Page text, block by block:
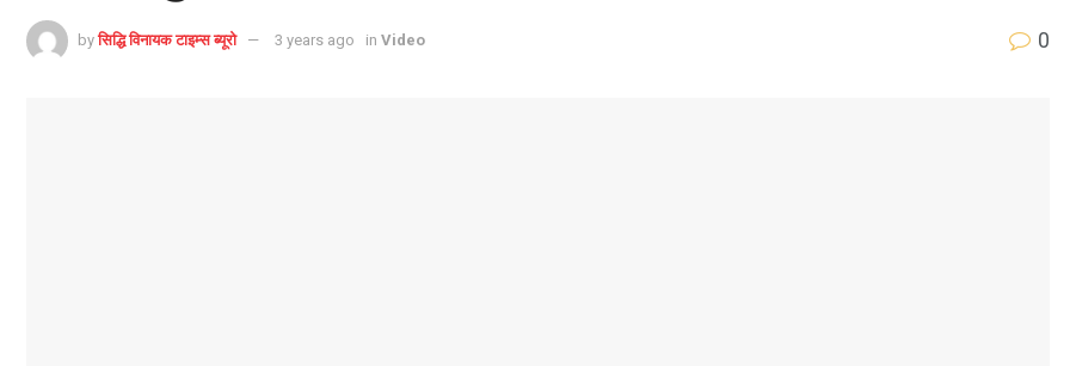
by सिद्धि विनायक टाइम्स ब्यूरो 3 years ago in Video 0